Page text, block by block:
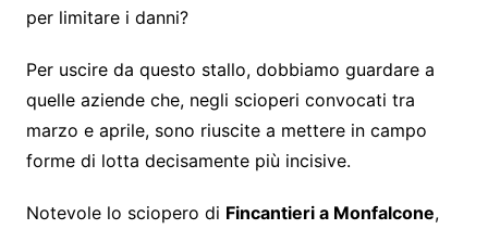
per limitare i danni?
Per uscire da questo stallo, dobbiamo guardare a
quelle aziende che, negli scioperi convocati tra
marzo e aprile, sono riuscite a mettere in campo
forme di lotta decisamente più incisive.
Notevole lo sciopero di Fincantieri a Monfalcone,